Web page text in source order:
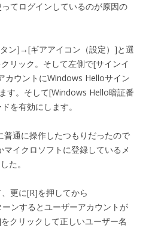
てログインしているのが原因の
ン]→[ギアアイコン（設定）]と選
リック。そして左側で[サインイ
ウントにWindows Helloサイン
す。そして[Windows Hello暗証番
を有効にします。
通に操作したつもりだったので
イクロソフトに登録しているメ
た。
更に[R]を押してから
ンするとユーザーアカウントが
クリックして正しいユーザー名